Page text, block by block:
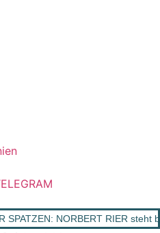
SPATZEN: NORBERT RIER steht